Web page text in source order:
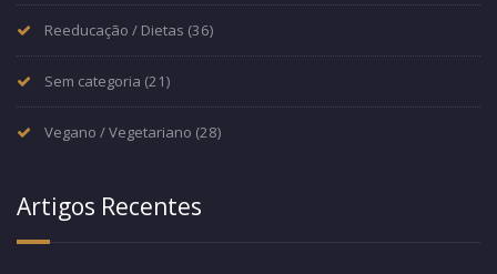
Reeducação / Dietas (36)
Sem categoria (21)
Vegano / Vegetariano (28)
Artigos Recentes